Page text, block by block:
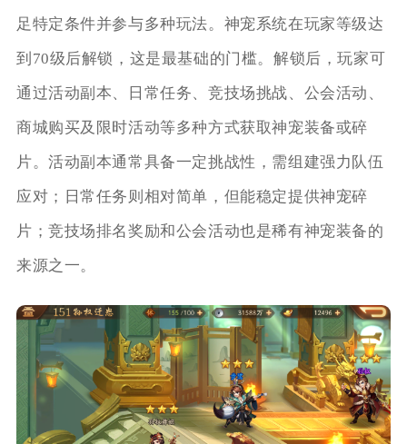
足特定条件并参与多种玩法。神宠系统在玩家等级达
到70级后解锁，这是最基础的门槛。解锁后，玩家可
通过活动副本、日常任务、竞技场挑战、公会活动、
商城购买及限时活动等多种方式获取神宠装备或碎
片。活动副本通常具备一定挑战性，需组建强力队伍
应对；日常任务则相对简单，但能稳定提供神宠碎
片；竞技场排名奖励和公会活动也是稀有神宠装备的
来源之一。